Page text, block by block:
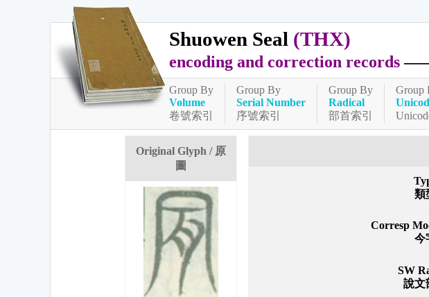
Shuowen Seal (THX)
encoding and correction records
Group By
Volume
卷號索引
Group By
Serial Number
序號索引
Group By
Radical
部首索引
Group
Original Glyph / 原
圖
類
Corresp
今
SW
說文